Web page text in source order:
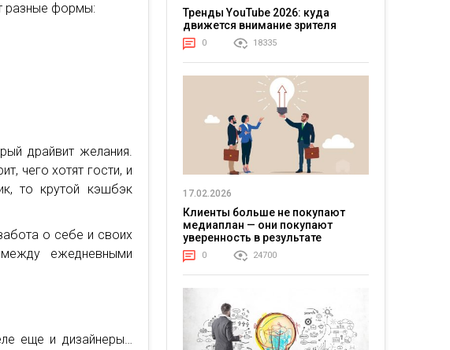
разные формы:
драйвит желания.
чего хотят гости, и
то крутой кэшбэк
о себе и своих
ежедневными
еще и дизайнеры…
Тренды YouTube 2026: куда
движется внимание зрителя
0 18335
17.02.2026
Клиенты больше не покупают
медиаплан — они покупают
уверенность в результате
0 24700